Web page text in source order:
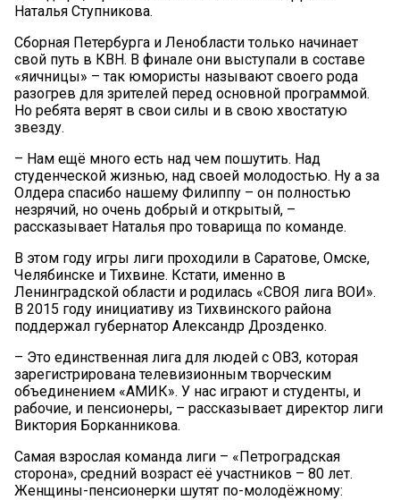
Наталья Ступникова.
Сборная Петербурга и Ленобласти только начинает
свой путь в КВН. В финале они выступали в составе
«яичницы» – так юмористы называют своего рода
разогрев для зрителей перед основной программой.
Но ребята верят в свои силы и в свою хвостатую
звезду.
– Нам ещё много есть над чем пошутить. Над
студенческой жизнью, над своей молодостью. Ну а за
Олдера спасибо нашему Филиппу – он полностью
незрячий, но очень добрый и открытый, –
рассказывает Наталья про товарища по команде.
В этом году игры лиги проходили в Саратове, Омске,
Челябинске и Тихвине. Кстати, именно в
Ленинградской области и родилась «СВОЯ лига ВОИ».
В 2015 году инициативу из Тихвинского района
поддержал губернатор Александр Дрозденко.
– Это единственная лига для людей с ОВЗ, которая
зарегистрирована телевизионным творческим
объединением «АМИК». У нас играют и студенты, и
рабочие, и пенсионеры, – рассказывает директор лиги
Виктория Борканникова.
Самая взрослая команда лиги – «Петроградская
сторона», средний возраст её участников – 80 лет.
Женщины-пенсионерки шутят по-молодёжному: